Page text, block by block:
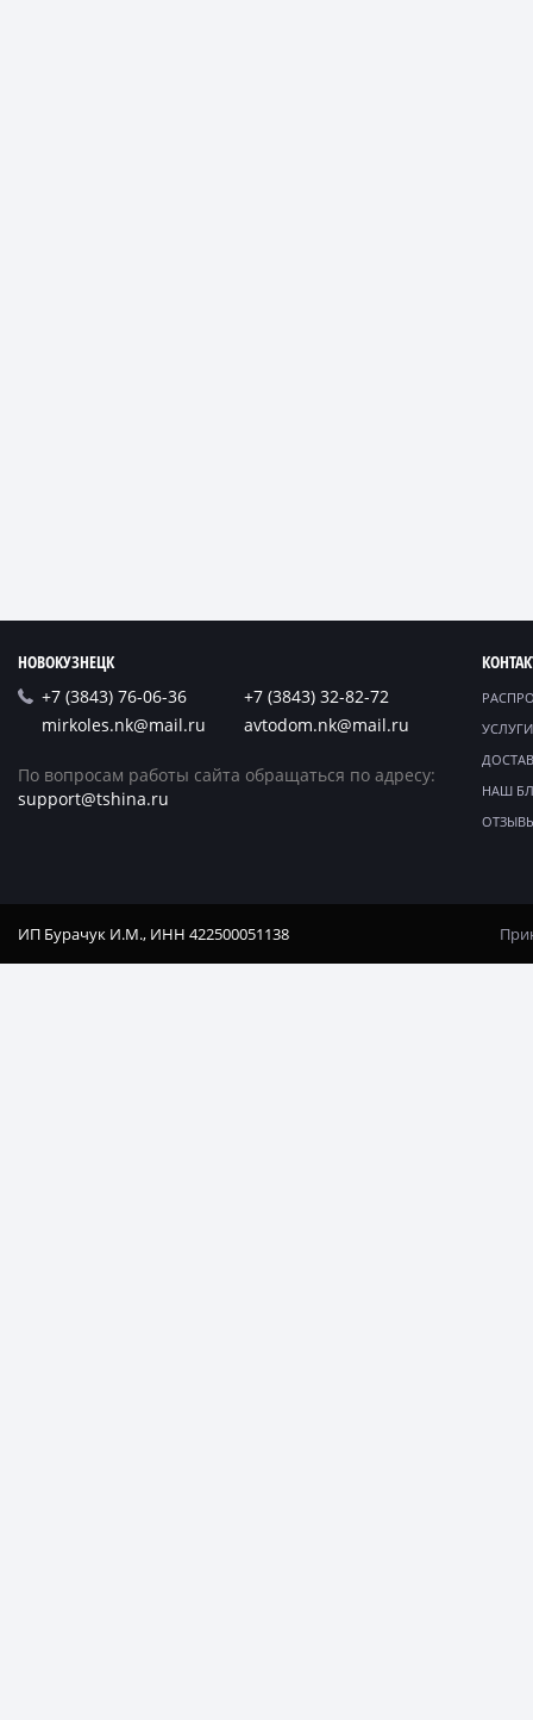
НОВОКУЗНЕЦК
+7 (3843) 76-06-36
+7 (3843) 32-82-72
mirkoles.nk@mail.ru
avtodom.nk@mail.ru
По вопросам работы сайта обращаться по адресу:
support@tshina.ru
НАШ
ИП Бурачук И.М., ИНН 422500051138